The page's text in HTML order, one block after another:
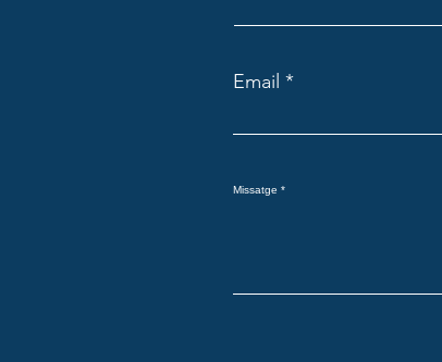
Email
Missatge